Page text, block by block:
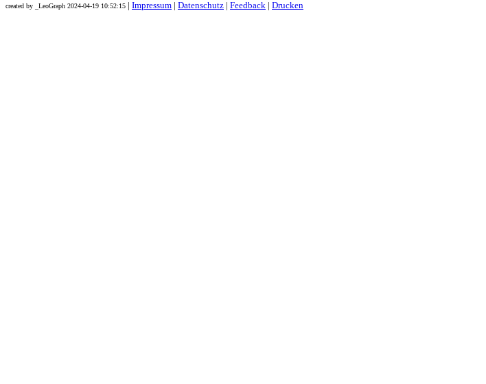
created by _LeoGraph 2024-04-19 10:52:15 Impressum Datenschutz Feedback Drucken